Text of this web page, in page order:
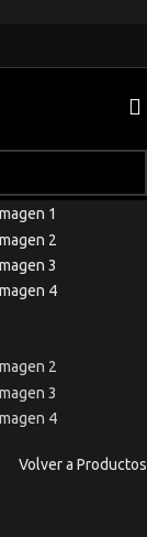
Volver a Productos